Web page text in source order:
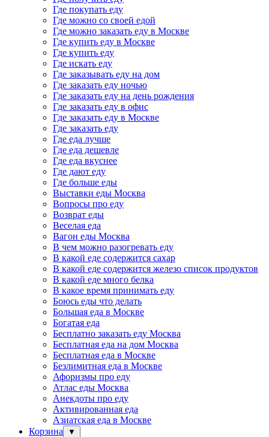
Где покупать еду
Где можно со своей едой
Где можно заказать еду в Москве
Где купить еду в Москве
Где купить еду
Где искать еду
Где заказывать еду на дом
Где заказать еду ночью
Где заказать еду на день рождения
Где заказать еду в офис
Где заказать еду в Москве
Где заказать еду
Где еда лучше
Где еда дешевле
Где еда вкуснее
Где дают еду
Где больше еды
Выставки еды Москва
Вопросы про еду
Возврат еды
Веселая еда
Вагон еды Москва
В чем можно разогревать еду
В какой еде содержится сахар
В какой еде содержится железо список продуктов
В какой еде много белка
В какое время принимать еду
Боюсь еды что делать
Большая еда в Москве
Богатая еда
Бесплатно заказать еду Москва
Бесплатная еда на дом Москва
Бесплатная еда в Москве
Безлимитная еда в Москве
Афоризмы про еду
Атлас еды Москва
Анекдоты про еду
Активированная еда
Азиатская еда в Москве
Корзина
▼